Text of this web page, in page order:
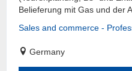
Belieferung mit Gas und der
Sales and commerce -
Germany